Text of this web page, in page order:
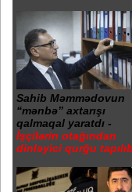
Sahib Məmmədovun
“mənbə” axtarışı
qalmaqal yaratdı -
İşçilərin otağından
dinləyici qurğu